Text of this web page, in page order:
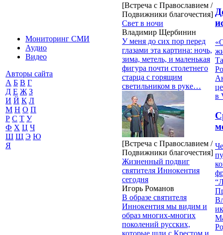
Мониторинг СМИ
Аудио
Видео
Авторы сайта
А Б В Г
Д Е Ж З
И Й К Л
М Н О П
Р С Т У
Ф Х Ц Ч
Ш Щ Э Ю
Я
[Встреча с Православием /
Подвижники благочестия]
Свет в ночи
Владимир Щербинин
У меня до сих пор перед
глазами эта картина: ночь,
зима, метель, и маленькая
фигура почти столетнего
старца с горящим
светильником в руке…
[Встреча с Православием /
Подвижники благочестия]
Жизненный подвиг
святителя Иннокентия
сегодня
Игорь Романов
В образе святителя
Иннокентия мы видим и
образ многих-многих
поколений русских,
которые шли с Крестом и
в